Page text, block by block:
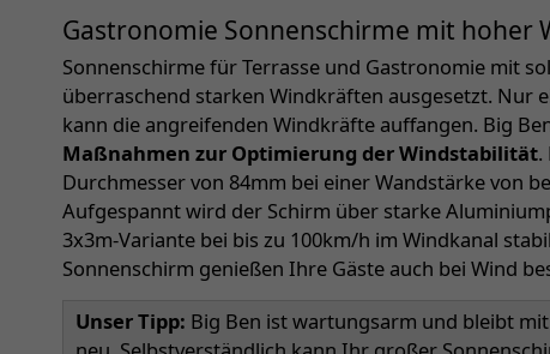
Gastronomie Sonnenschirme mit hoher
Sonnenschirme für Terrasse und Gastronomie mit
überraschend starken Windkräften ausgesetzt. Nur
kann die angreifenden Windkräfte auffangen. Big
Maßnahmen zur Optimierung der Windstabilität.
Durchmesser von 84mm bei einer Wandstärke von
Aufgespannt wird der Schirm über starke
3x3m-Variante bei bis zu 100km/h im Windkanal
Sonnenschirm genießen Ihre Gäste auch bei Wind
Unser Tipp: Big Ben ist wartungsarm und bleibt